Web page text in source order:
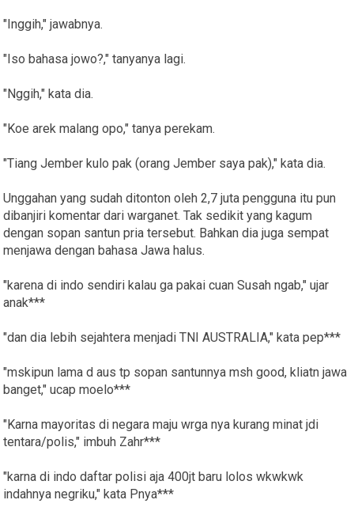
"Inggih," jawabnya.
"Iso bahasa jowo?," tanyanya lagi.
"Nggih," kata dia.
"Koe arek malang opo," tanya perekam.
"Tiang Jember kulo pak (orang Jember saya pak)," kata dia.
Unggahan yang sudah ditonton oleh 2,7 juta pengguna itu pun
dibanjiri komentar dari warganet. Tak sedikit yang kagum
dengan sopan santun pria tersebut. Bahkan dia juga sempat
menjawa dengan bahasa Jawa halus.
"karena di indo sendiri kalau ga pakai cuan Susah ngab," ujar
anak***
"dan dia lebih sejahtera menjadi TNI AUSTRALIA," kata pep***
"mskipun lama d aus tp sopan santunnya msh good, kliatn jawa
banget," ucap moelo***
"Karna mayoritas di negara maju wrga nya kurang minat jdi
tentara/polis," imbuh Zahr***
"karna di indo daftar polisi aja 400jt baru lolos wkwkwk
indahnya negriku," kata Pnya***